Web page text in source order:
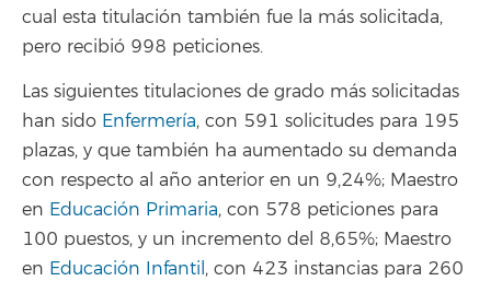
cual esta titulación también fue la más solicitada,
pero recibió 998 peticiones.
Las siguientes titulaciones de grado más solicitadas
han sido Enfermería, con 591 solicitudes para 195
plazas, y que también ha aumentado su demanda
con respecto al año anterior en un 9,24%; Maestro
en Educación Primaria, con 578 peticiones para
100 puestos, y un incremento del 8,65%; Maestro
en Educación Infantil , con 423 instancias para 260